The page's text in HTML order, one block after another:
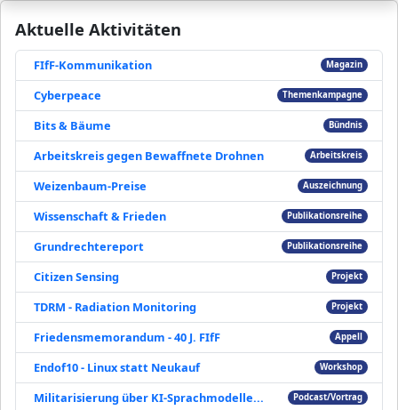
Aktuelle Aktivitäten
FIfF-Kommunikation Magazin
Cyberpeace Themenkampagne
Bits & Bäume Bündnis
Arbeitskreis gegen Bewaffnete Drohnen Arbeitskreis
Weizenbaum-Preise Auszeichnung
Wissenschaft & Frieden Publikationsreihe
Grundrechtereport Publikationsreihe
Citizen Sensing Projekt
TDRM - Radiation Monitoring Projekt
Friedensmemorandum - 40 J. FIfF Appell
Endof10 - Linux statt Neukauf Workshop
Militarisierung über KI-Sprachmodelle... Podcast/Vortrag